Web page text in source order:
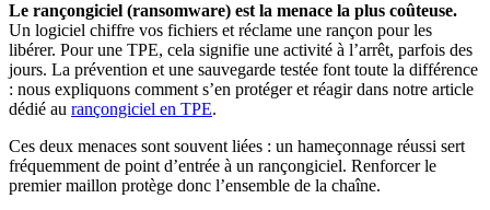
Le rançongiciel (ransomware) est la menace la plus coûteuse.
Un logiciel chiffre vos fichiers et réclame une rançon pour les
libérer. Pour une TPE, cela signifie une activité à l’arrêt, parfois des
jours. La prévention et une sauvegarde testée font toute la différence
: nous expliquons comment s’en protéger et réagir dans notre article
dédié au rançongiciel en TPE.
Ces deux menaces sont souvent liées : un hameçonnage réussi sert
fréquemment de point d’entrée à un rançongiciel. Renforcer le
premier maillon protège donc l’ensemble de la chaîne.